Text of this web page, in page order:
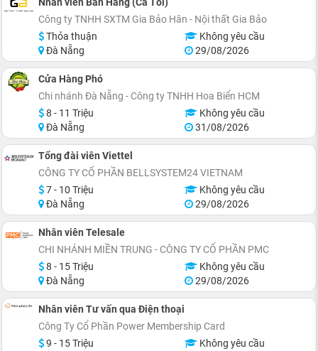
Công ty TNHH SXTM Gia Bảo Hân - Nội thất Gia Bảo
Thỏa thuận
Không yêu cầu
Đà Nẵng
29/08/2026
Cửa Hàng Phó
Chi nhánh Đà Nẵng - Công ty TNHH Hoa Biển HCM
8 - 11 Triệu
Không yêu cầu
Đà Nẵng
31/08/2026
Tổng đài viên Viettel
CÔNG TY CỔ PHẦN BELLSYSTEM24 VIETNAM
7 - 10 Triệu
Không yêu cầu
Đà Nẵng
29/08/2026
Nhân viên Telesale
CHI NHÁNH MIỀN TRUNG - CÔNG TY CỔ PHẦN PMC
8 - 15 Triệu
Không yêu cầu
Đà Nẵng
29/08/2026
Nhân viên Tư vấn qua Điện thoại
Công Ty Cổ Phần Power Membership Card
9 - 15 Triệu
Không yêu cầu